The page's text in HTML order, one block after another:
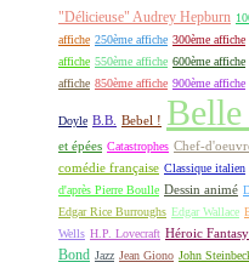
"Délicieuse" Audrey Hepburn
affiche 250ème affiche 300ème affiche
affiche 550ème affiche 600ème affiche
affiche 850ème affiche 900ème affiche
Doyle B.B. Bebel !
et épées Catastrophes Chef-
comédie française Classique italien
d'après Pierre Boulle Dessin animé
Edgar Rice Burroughs Edgar Wallace
Wells H.P. Lovecraft Héroic Fantasy
Bond Jazz Jean Giono John